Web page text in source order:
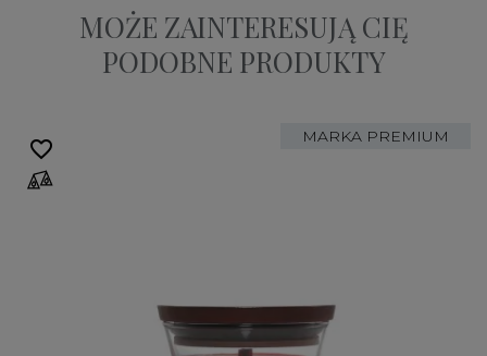
MOŻE ZAINTERESUJĄ CIĘ
PODOBNE PRODUKTY
MARKA PREMIUM
favorite_border